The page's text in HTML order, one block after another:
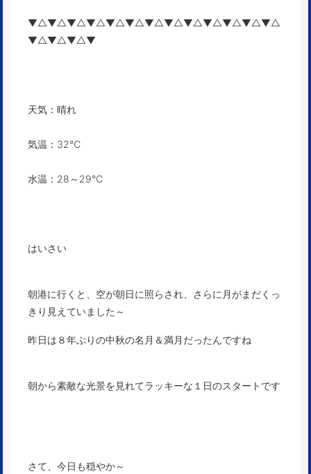
▼△▼△▼△▼△▼△▼△▼△▼△▼△▼△▼△▼△▼△
▼△▼△▼△▼
天気：晴れ
気温：32℃
水温：28～29℃
はいさい
朝港に行くと、空が朝日に照らされ、さらに月がまだくっ
きり見えていました～
昨日は８年ぶりの中秋の名月＆満月だったんですね
朝から素敵な光景を見れてラッキーな１日のスタートです
さて、今日も穏やか～